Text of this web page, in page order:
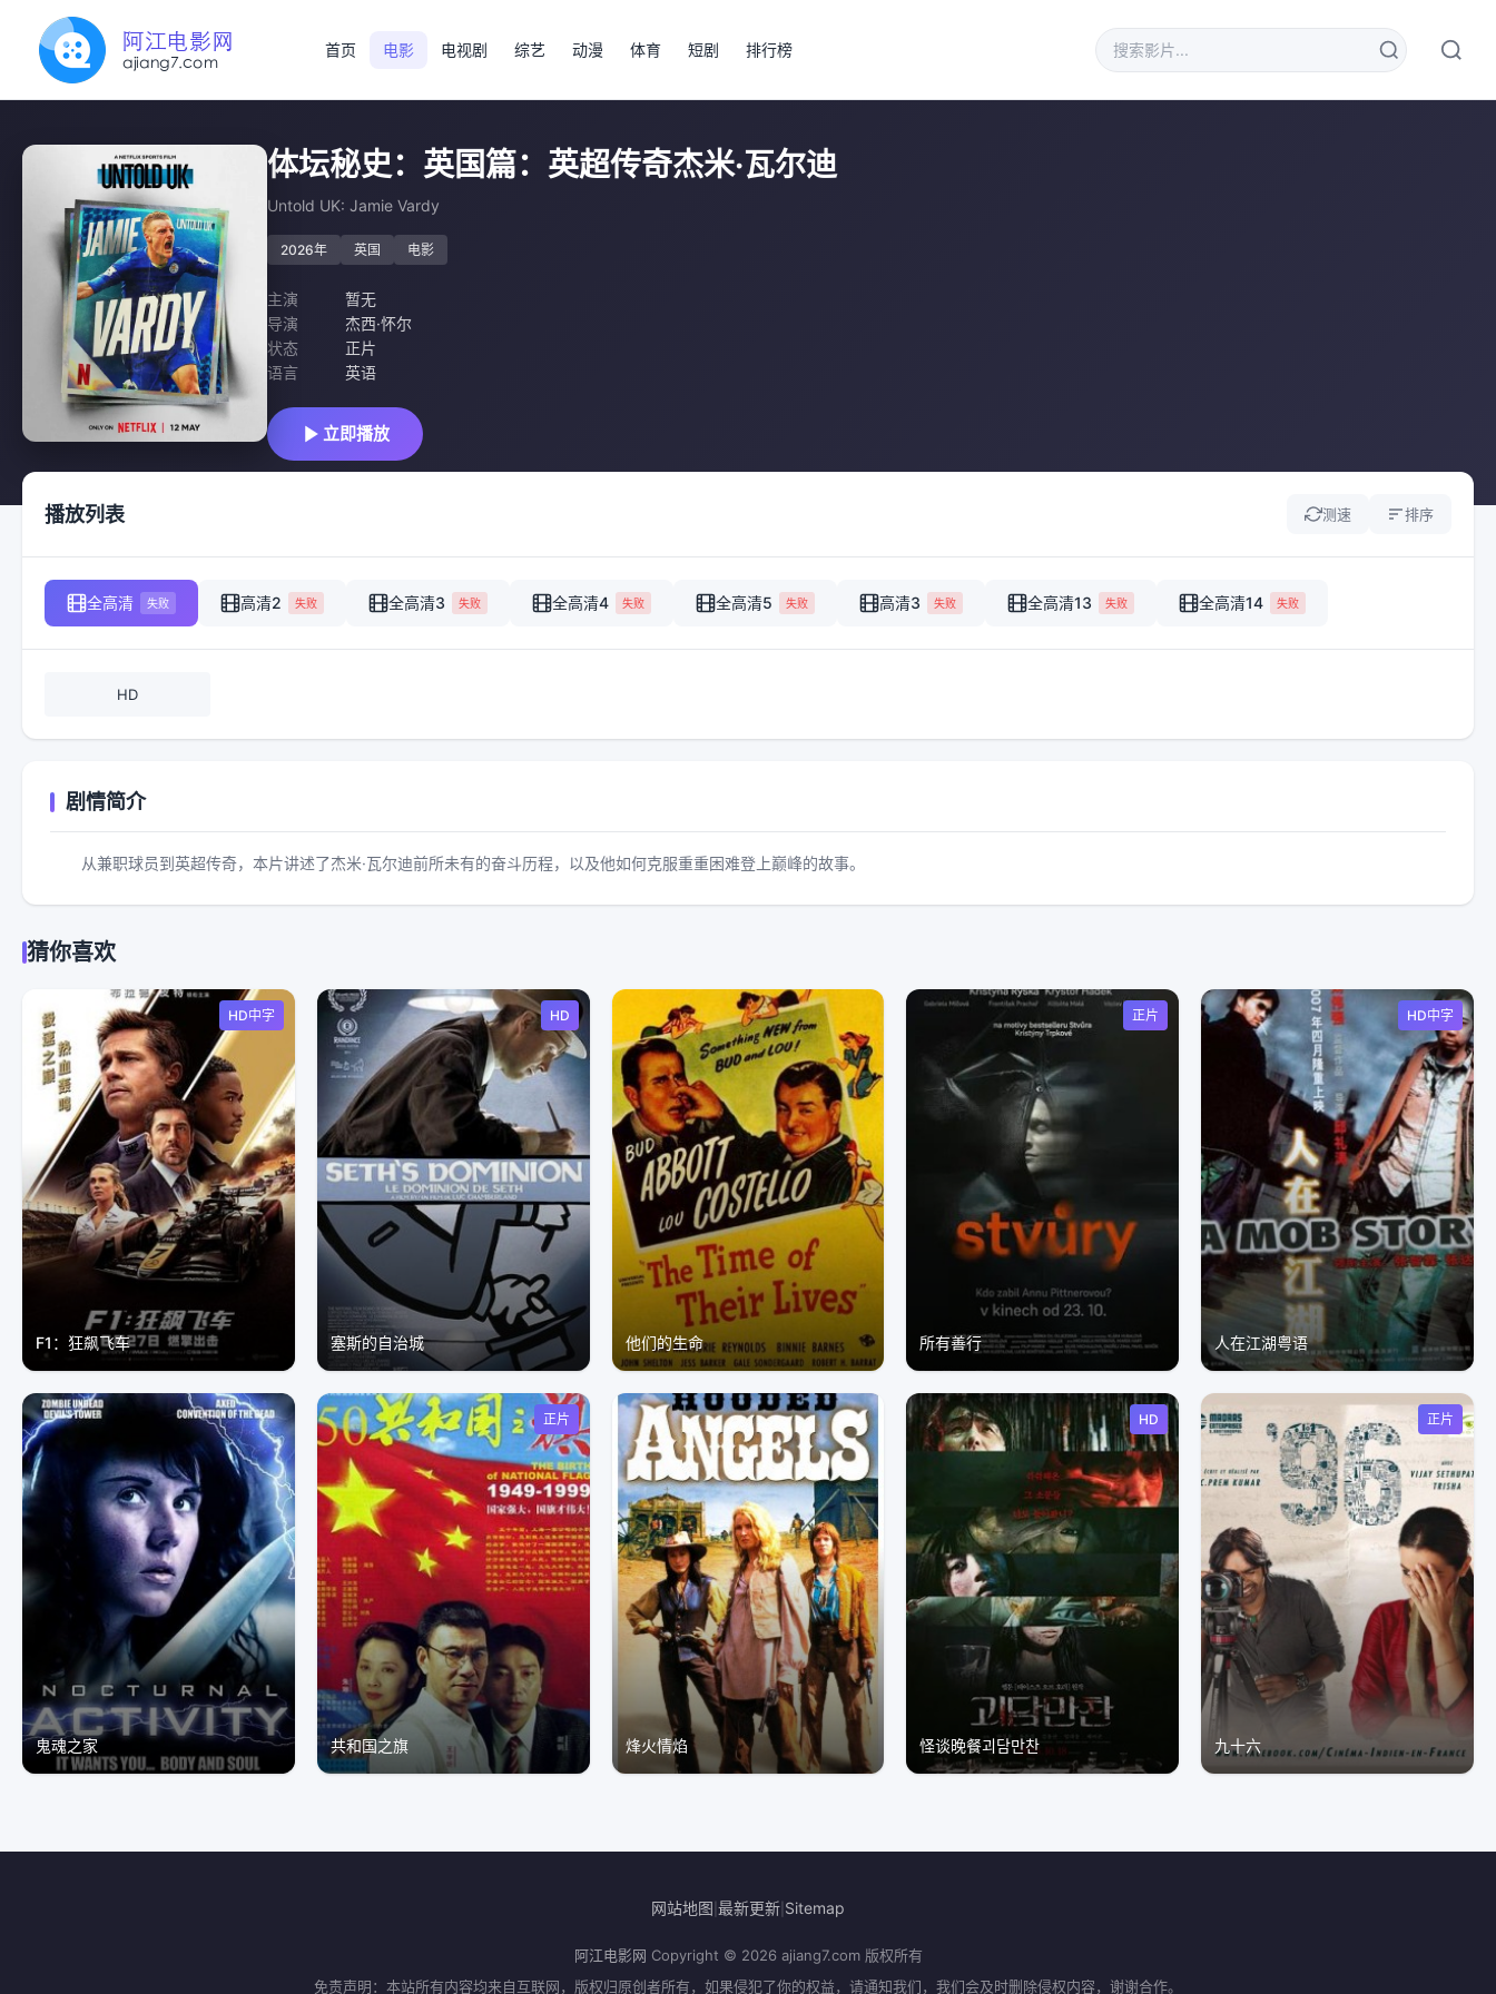
首页 电影 电视剧 综艺 动漫 体育 短剧 排行榜
体坛秘史：英国篇：英超传奇杰米·瓦尔迪
Untold UK: Jamie Vardy
2026年 英国 电影
主演
暂无
导演
杰西·怀尔
状态
正片
语言
英语
立即播放
播放列表 测速 排序
全高清 失败 高清2 失败 全高清3 失败 全高清4 失败 全高清5 失败 高清3 失败 全高清13 失败 全高清14 失败
HD
剧情简介
从兼职球员到英超传奇，本片讲述了杰米·瓦尔迪前所未有的奋斗历程，以及他如何克服重重困难登上巅峰的故事。
猜你喜欢
HD中字
F1：狂飙飞车
HD
塞斯的自治城 他们的生命
正片
所有善行
HD中字
人在江湖粤语
鬼魂之家
正片
共和国之旗 烽火情焰
HD
怪谈晚餐괴담만찬
正片
九十六
网站地图 最新更新 Sitemap
阿江电影网 Copyright © 2026 ajiang7.com 版权所有
免责声明：本站所有内容均来自互联网，版权归原创者所有，如果侵犯了你的权益，请通知我们，我们会及时删除侵权内容，谢谢合作。